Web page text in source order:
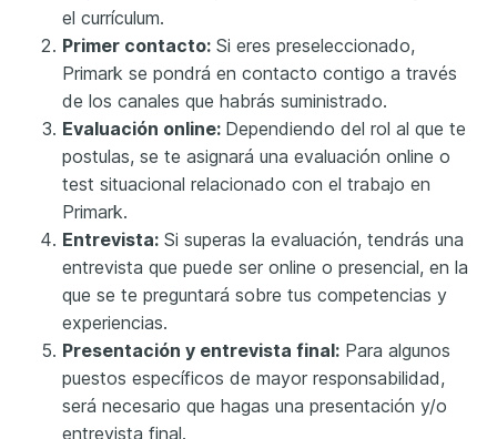
el currículum.
Primer contacto: Si eres preseleccionado,
Primark se pondrá en contacto contigo a través
de los canales que habrás suministrado.
Evaluación online: Dependiendo del rol al que te
postulas, se te asignará una evaluación online o
test situacional relacionado con el trabajo en
Primark.
Entrevista: Si superas la evaluación, tendrás una
entrevista que puede ser online o presencial, en la
que se te preguntará sobre tus competencias y
experiencias.
Presentación y entrevista final: Para algunos
puestos específicos de mayor responsabilidad,
será necesario que hagas una presentación y/o
entrevista final.